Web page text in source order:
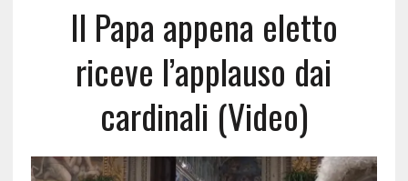
Il Papa appena eletto
riceve l’applauso dai
cardinali (Video)